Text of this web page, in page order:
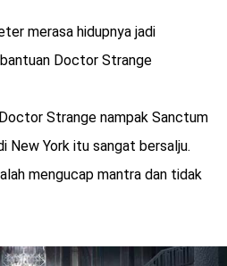
merasa hidupnya jadi
Doctor Strange
Strange nampak Sanctum
New York itu sangat bersalju.
mengucap mantra dan tidak